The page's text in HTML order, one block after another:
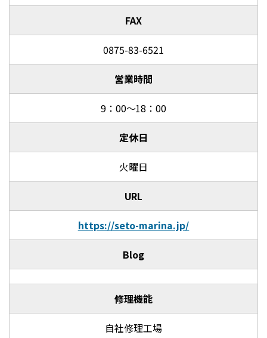
FAX
0875-83-6521
営業時間
9：00～18：00
定休日
火曜日
URL
https://seto-marina.jp/
Blog
修理機能
自社修理工場